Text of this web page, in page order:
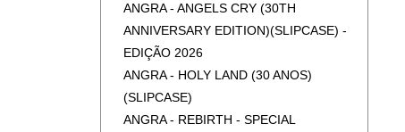
ANGRA - ANGELS CRY (30TH
ANNIVERSARY EDITION)(SLIPCASE) -
EDIÇÃO 2026
ANGRA - HOLY LAND (30 ANOS)
(SLIPCASE)
ANGRA - REBIRTH - SPECIAL